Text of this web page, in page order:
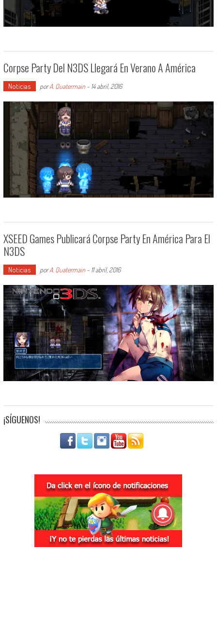
Corpse Party Del N3DS Llegará En Verano A América
Noticias porA. Quatermain- 14 abril, 2016
XSEED Games Publicará Corpse Party En América Para El
N3DS
Noticias porA. Quatermain- 11 abril, 2016
¡SÍGUENOS!